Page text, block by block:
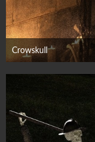
Crowskull
3. Oktober